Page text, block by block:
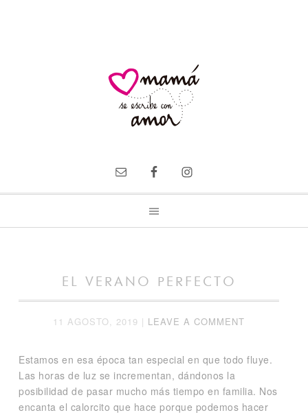
EL VERANO PERFECTO
11 AGOSTO, 2019 | LEAVE A COMMENT
Estamos en esa época tan especial en que todo fluye.
Las horas de luz se incrementan, dándonos la
posibilidad de pasar mucho más tiempo en familia. Nos
encanta el calorcito que hace porque podemos hacer